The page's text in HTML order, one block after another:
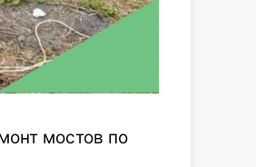
мостов по